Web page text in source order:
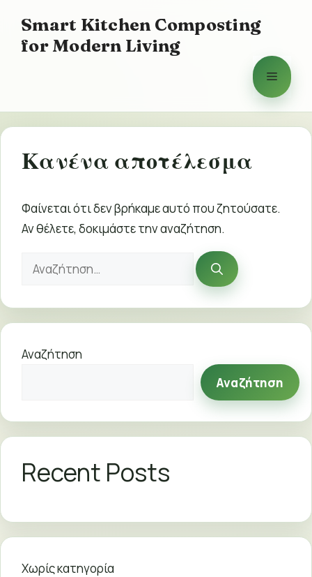
περιεχόμενο
Smart Kitchen Composting
for Modern Living
Μενού
Κανένα αποτέλεσμα
Φαίνεται ότι δεν βρήκαμε αυτό που ζητούσατε.
Αν θέλετε, δοκιμάστε την αναζήτηση.
Αναζήτηση
Αναζήτηση
Αναζήτηση
Recent Posts
Χωρίς κατηγορία